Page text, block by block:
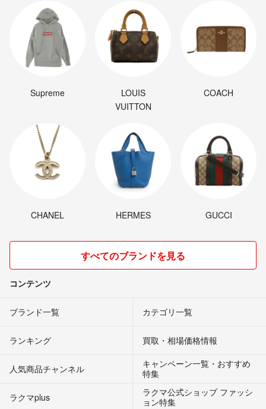
Supreme
LOUIS
VUITTON
COACH
CHANEL HERMES GUCCI
すべてのブランドを見る
コンテンツ
ブランド一覧 カテゴリ一覧
ランキング 買取・相場価格情報
人気商品チャンネル
キャンペーン一覧・おすすめ
特集
ラクマplus
ラクマ公式ショップ ファッシ
ョン特集